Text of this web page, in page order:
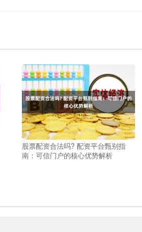
股票配资合法吗? 配资平台甄别指
南：可信门户的核心优势解析